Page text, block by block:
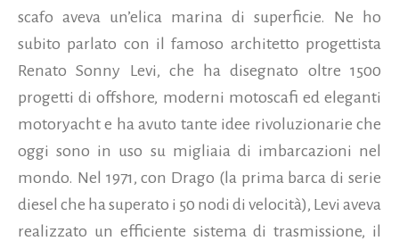
scafo aveva un’elica marina di superficie. Ne ho
subito parlato con il famoso architetto progettista
Renato Sonny Levi, che ha disegnato oltre 1500
progetti di offshore, moderni motoscafi ed eleganti
motoryacht e ha avuto tante idee rivoluzionarie che
oggi sono in uso su migliaia di imbarcazioni nel
mondo. Nel 1971, con Drago (la prima barca di serie
diesel che ha superato i 50 nodi di velocità), Levi aveva
realizzato un efficiente sistema di trasmissione, il